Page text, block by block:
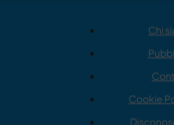
Chi
Cookie